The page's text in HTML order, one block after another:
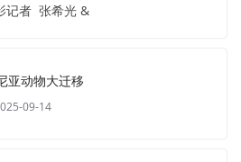
记者 张希光 &
亚动物大迁移
09-14